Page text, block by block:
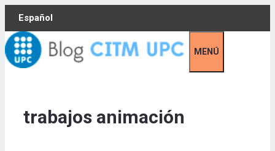
Skip
content
Español
MENÚ
trabajos animación